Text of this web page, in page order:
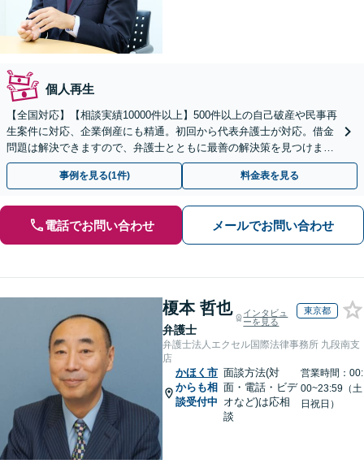
個人再生
【全国対応】【相談実績10000件以上】500件以上の自己破産や民事再
生案件に対応、企業倒産にも精通。初回から代表弁護士が対応。借金
問題は解決できますので、弁護士とともに最善の解決策を見つけまし
ょう【初回相談無料】【法テラス利用可】
事例を見る(1件) 料金表を見る
電話でお問い合わせ メールでお問い合わせ
榎本 哲也
弁護士
インタビュ
ーを見る
東京都
弁護士法人エクセル国際法律事務所 九段南支
店
かほく市
からも相
談受付中
面談方法(対
面・電話・ビデ
オなど)は応相
談
営業時間：00:
00~23:59（土
日祝日）